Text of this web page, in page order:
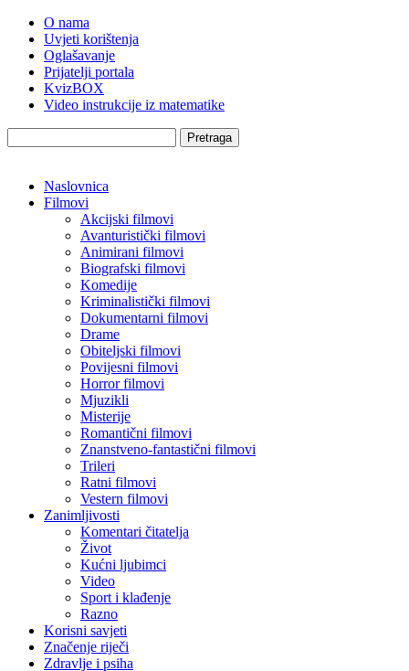
O nama
Uvjeti korištenja
Oglašavanje
Prijatelji portala
KvizBOX
Video instrukcije iz matematike
Pretraga
Naslovnica
Filmovi
Akcijski filmovi
Avanturistički filmovi
Animirani filmovi
Biografski filmovi
Komedije
Kriminalistički filmovi
Dokumentarni filmovi
Drame
Obiteljski filmovi
Povijesni filmovi
Horror filmovi
Mjuzikli
Misterije
Romantični filmovi
Znanstveno-fantastični filmovi
Trileri
Ratni filmovi
Vestern filmovi
Zanimljivosti
Komentari čitatelja
Život
Kućni ljubimci
Video
Sport i klađenje
Razno
Korisni savjeti
Značenje riječi
Zdravlje i psiha